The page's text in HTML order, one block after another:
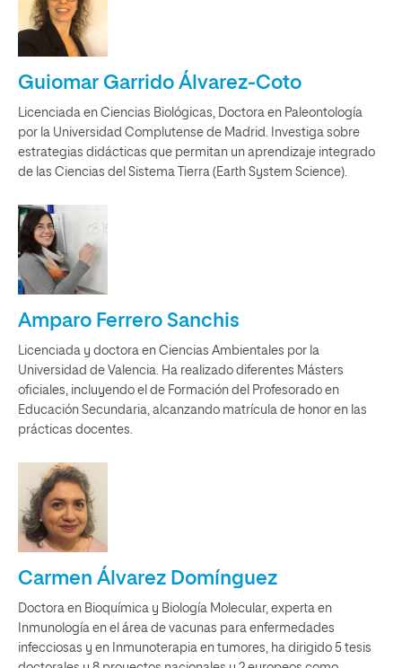
Guiomar Garrido Álvarez-Coto
Licenciada en Ciencias Biológicas, Doctora en Paleontología
por la Universidad Complutense de Madrid. Investiga sobre
estrategias didácticas que permitan un aprendizaje integrado
de las Ciencias del Sistema Tierra (Earth System Science).
Amparo Ferrero Sanchis
Licenciada y doctora en Ciencias Ambientales por la
Universidad de Valencia. Ha realizado diferentes Másters
oficiales, incluyendo el de Formación del Profesorado en
Educación Secundaria, alcanzando matrícula de honor en las
prácticas docentes.
Carmen Álvarez Domínguez
Doctora en Bioquímica y Biología Molecular, experta en
Inmunología en el área de vacunas para enfermedades
infecciosas y en Inmunoterapia en tumores, ha dirigido 5 tesis